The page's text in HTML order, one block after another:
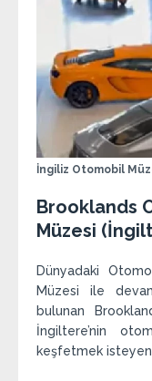
İngiliz Otomobil
Brooklands
Müzesi
Dünyadaki
Müzesi ile
bulunan
İngiltere’nin
keşfetmek